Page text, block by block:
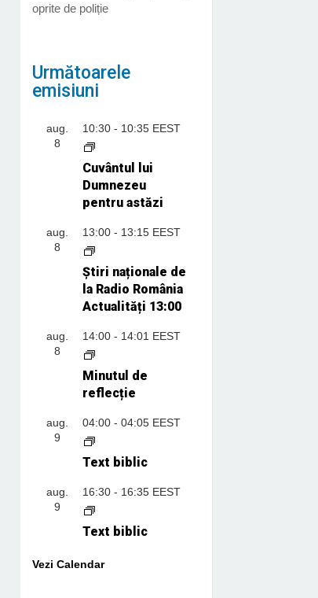
oprite de poliție
Următoarele
emisiuni
aug.
8
10:30- 10:35 EEST
Cuvântul lui
Dumnezeu
pentru astăzi
aug.
8
13:00- 13:15 EEST
Știri naționale de
la Radio România
Actualități 13:00
aug.
8
14:00- 14:01 EEST
Minutul de
reflecție
aug.
9
04:00- 04:05 EEST
Text biblic
aug.
9
16:30- 16:35 EEST
Text biblic
Vezi Calendar